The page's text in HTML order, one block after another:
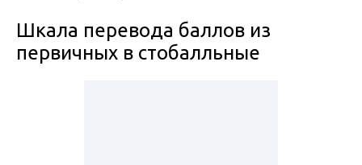
Шкала перевода баллов из
первичных в стобалльные